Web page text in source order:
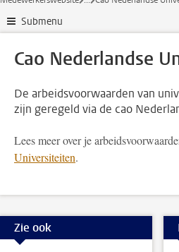
Submenu
Cao Nederlandse
De arbeidsvoorwaarden van
zijn geregeld via de cao
Lees meer over je
Universiteiten.
Zie ook